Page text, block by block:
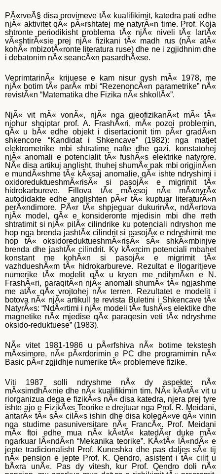
PÃ«rveÃ§ disa provimeve tÃ« kualifikimit, katedra pati edhe
njÃ« aktivitet qÃ« pÃ«rshtatej me natyrÃ«n time. Prof. Koja
shtronte periodikisht problema tÃ« njÃ« niveli tÃ« lartÃ«
vÃ«shtirÃ«sie prej njÃ« fizikani tÃ« madh rus (nÃ« atÃ«
kohÃ« mbizotÃ«ronte literatura ruse) dhe ne i zgjidhnim dhe
i debatonim nÃ« seancÃ«n pasardhÃ«se.
VeprimtarinÃ« krijuese e kam nisur qysh mÃ« 1978, me
njÃ« botim tÃ« parÃ« mbi “RezenoncÃ«n parametrike” nÃ«
revistÃ«n “Matematika dhe Fizika nÃ« shkollÃ«”.
NjÃ« vit mÃ« vonÃ«, njÃ« nga gjeofizikanÃ«t mÃ« tÃ«
njohur shqiptar prof. A. FrashÃ«ri, mÃ« pozoi problemin,
qÃ« u bÃ« edhe objekt i disertacionit tim pÃ«r gradÃ«n
shkencore “Kandidat i Shkencave” (1982): nga matjet
elektrometrike mbi shtratime nafte dhe gazi, konstatohej
njÃ« anomali e potencialit tÃ« fushÃ«s elektrike natyrore.
NÃ« disa artikuj anglisht, thuhej shumÃ« pak mbi origjinÃ«n
e mundÃ«shme tÃ« kÃ«saj anomalie, qÃ« ishte ndryshimi i
oxidoreduktueshmÃ«risÃ« si pasojÃ« e migrimit tÃ«
hidrokarbureve. Fillova tÃ« mÃ«soj nÃ« mÃ«nyrÃ«
autodidakte edhe anglishten pÃ«r tÃ« kuptuar literaturÃ«n
perÃ«ndimore. PÃ«r tÃ« shpjeguar dukurinÃ«, ndÃ«rtova
njÃ« model, qÃ« e konsideronte mjedisin mbi dhe rreth
shtratimit si njÃ« pilÃ« cilindrike ku potenciali ndryshon me
hop nga brenda jashtÃ« cilindrit si pasojÃ« e ndryshimit me
hop tÃ« oksidoreduktueshmÃ«risÃ« sÃ« shkÃ«mbinjve
brenda dhe jashtÃ« cilindrit. Ky kÃ«rcim potenciali mbahet
konstant me kohÃ«n si pasojÃ« e migrimit tÃ«
vazhdueshÃ«m tÃ« hidrokarbureve. Rezultat e llogaritjeve
numerike tÃ« modelit qÃ« u kryen me ndihmÃ«n e N.
FrashÃ«ri, paraqitÃ«n njÃ« anomali shumÃ« tÃ« ngjashme
me atÃ« qÃ« vrojtohej nÃ« terren. Rezultatet e modelit i
botova nÃ« njÃ« artikull te revista Buletini i Shkencave tÃ«
NatyrÃ«s: “NdÃ«rtimi i njÃ« modeli tÃ« fushÃ«s elektike dhe
magnetike nÃ« mjedise qÃ« paraqesin veti tÃ« ndryshme
oksido-reduktuese” (1983).
NÃ« vitet 1981-1986 u pÃ«rfshiva nÃ« botime tekstesh
mÃ«simore, nÃ« pÃ«rdorimin e PC dhe programimin nÃ«
Basic pÃ«r zgjidhje numerike tÃ« problemeve fizike.
Viti 1987 solli ndryshme nÃ« dy aspekte: nÃ«
mÃ«simdhÃ«nie dhe nÃ« kualifikimin tim. NÃ« kÃ«tÃ« vit u
riorganizua dega e fizikÃ«s nÃ« disa katedra, njera prej tyre
ishte ajo e FizikÃ«s Teorike e drejtuar nga Prof. R. Meidani,
antarÃ« tÃ« sÃ« cilÃ«s ishin dhe disa kolegÃ«ve qÃ« vinin
nga studime pasuniversitare nÃ« FrancÃ«. Prof. Meidani
mÃ« ftoi edhe mua nÃ« kÃ«tÃ« katedÃ«r duke mÃ«
ngarkuar lÃ«ndÃ«n “Mekanika teorike”. KÃ«tÃ« lÃ«ndÃ« e
jepte tradicionalisht Prof. Kuneshka dhe pas daljes sÃ« tij
nÃ« pension e jepte Prof. K. Qendro, asistent i tÃ« cilit u
bÃ«ra unÃ«. Pas dy vitesh, kur Prof. Qendro doli nÃ«